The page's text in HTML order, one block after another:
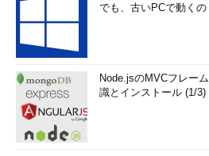
でも、古いPCで動くの
Node.jsのMVCフレー
識とインストール (1/3)